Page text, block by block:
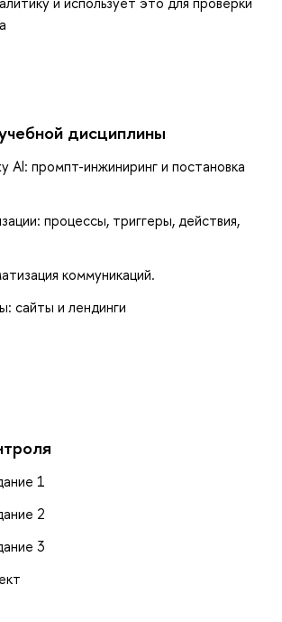
дисциплины
AI: промпт-инжиниринг и постановка
процессы, триггеры, действия,
коммуникаций.
сайты и лендинги
1
2
3